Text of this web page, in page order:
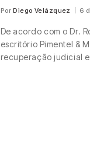
Por Diego Velázquez 6
De acordo com o Dr.
escritório Pimentel &
recuperação judicial